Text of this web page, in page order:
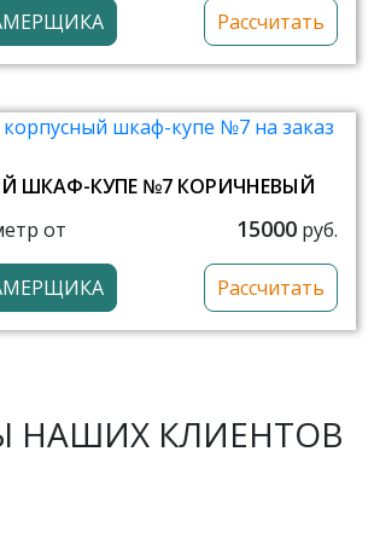
Рассчитать
ШКАФ-КУПЕ №7 КОРИЧНЕВЫЙ
от
15000 руб.
Рассчитать
НАШИХ КЛИЕНТОВ